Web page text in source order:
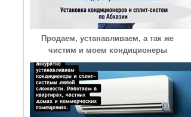
Продаем, устанавливаем, а так же
чистим и моем кондиционеры